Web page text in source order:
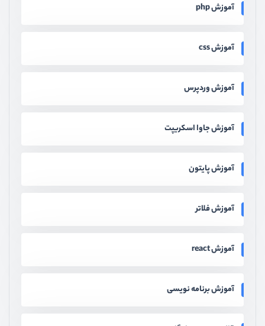
آموزش php
آموزش css
آموزش وردپرس
آموزش جاوا اسکریپت
آموزش پایتون
آموزش فلاتر
آموزش react
آموزش برنامه نویسی